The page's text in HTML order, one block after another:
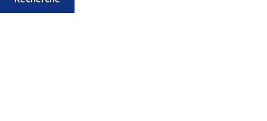
PRODUITS BIO